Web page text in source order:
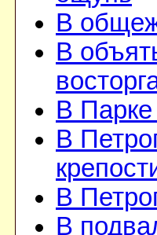
В
В
В
В
В
В